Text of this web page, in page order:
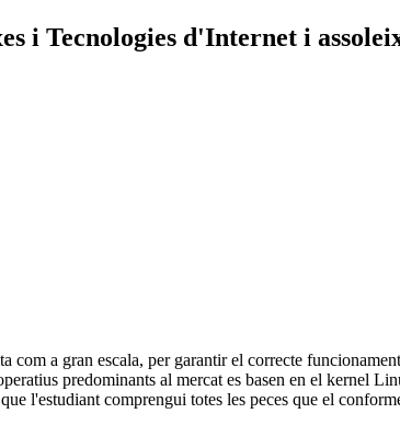
i Tecnologies d'Internet i
com a gran escala, per garantir el correcte
predominants al mercat es basen en el kernel
l'estudiant comprengui totes les peces que el